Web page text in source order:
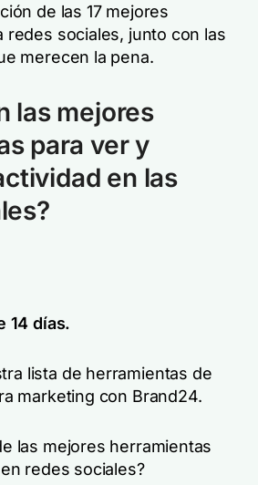
de las 17 mejores
redes sociales, junto con las
merecen la pena.
las mejores
para ver y
en las
14 días.
lista de herramientas de
marketing con Brand24.
las mejores herramientas
redes sociales?